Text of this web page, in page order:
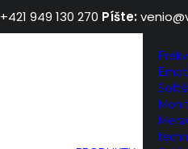
+421 949 130 270 Píšte: